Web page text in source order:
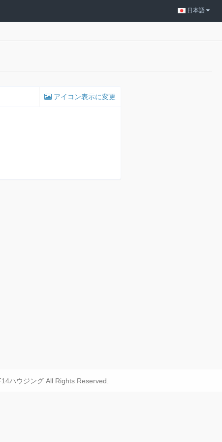
日本語
アイコン表示に変更
ウジング All Rights Reserved.